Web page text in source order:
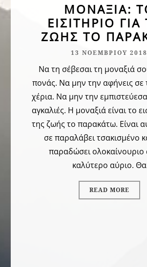
ΜΟΝΑΞΙΆ:
ΕΙΣΙΤΉΡΙΟ ΓΙΑ
ΖΩΉΣ ΤΟ
13 ΝΟΕΜΒΡΊΟΥ 2018
Να τη σέβεσαι τη μοναξιά
πονάς. Να μην την αφήνεις σε
χέρια. Να μην την
αγκαλιές. Η μοναξιά είναι το
της ζωής το παρακάτω. Είναι
σε παραλάβει τσακισμένο
παραδώσει ολοκαίνουριο
καλύτερο αύριο. Θα
READ MORE